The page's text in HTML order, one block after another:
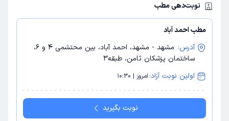
نوبت‌دهی مطب
مطب احمد آباد
آدرس:
مشهد - مشهد، احمد آباد، بین محتشمی 4 و 6،
ساختمان پزشکان ثامن، طبقه3
اولین نوبت آزاد: امروز | 10:30
نوبت بگیرید